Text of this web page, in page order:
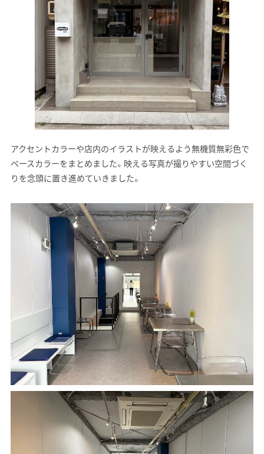
アクセントカラーや店内のイラストが映えるよう無機質無彩色で
ベースカラーをまとめました。映える写真が撮りやすい空間づく
りを念頭に置き進めていきました。